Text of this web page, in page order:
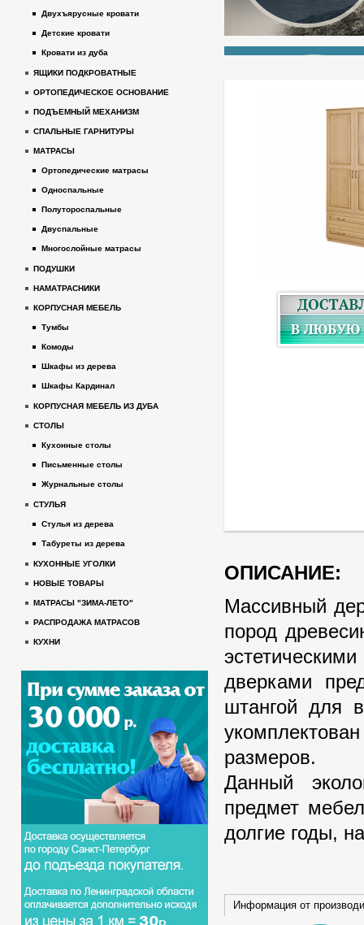
ОПИСАНИЕ:
Массивный
пород
дверками
штангой для
размеров.
Данный
предмет
долгие годы,
Информация от
Двухъярусные кровати
Детские кровати
Кровати из дуба
ЯЩИКИ ПОДКРОВАТНЫЕ
ОРТОПЕДИЧЕСКОЕ ОСНОВАНИЕ
ПОДЪЕМНЫЙ МЕХАНИЗМ
СПАЛЬНЫЕ ГАРНИТУРЫ
МАТРАСЫ
Ортопедические матрасы
Односпальные
Полутороспальные
Двуспальные
Многослойные матрасы
ПОДУШКИ
НАМАТРАСНИКИ
КОРПУСНАЯ МЕБЕЛЬ
Тумбы
Комоды
Шкафы из дерева
Шкафы Кардинал
КОРПУСНАЯ МЕБЕЛЬ ИЗ ДУБА
СТОЛЫ
Кухонные столы
Письменные столы
Журнальные столы
СТУЛЬЯ
Стулья из дерева
Табуреты из дерева
КУХОННЫЕ УГОЛКИ
НОВЫЕ ТОВАРЫ
МАТРАСЫ "ЗИМА-ЛЕТО"
РАСПРОДАЖА МАТРАСОВ
КУХНИ